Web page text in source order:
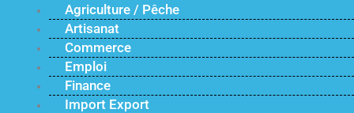
Agriculture / Pêche
Artisanat
Commerce
Emploi
Finance
Import Export